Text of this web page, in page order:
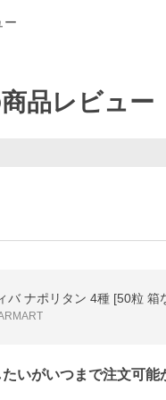
ー
品レビュー
いがいつまで注文可能